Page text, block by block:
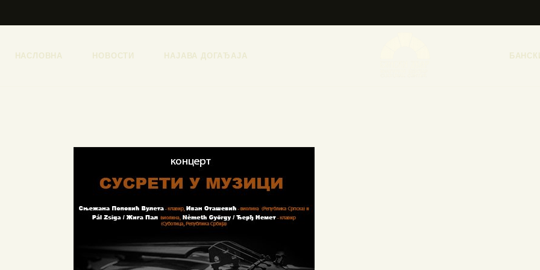
НАСЛОВНА НОВОСТИ НАЈАВА ДОГАЂАЈА
ФОТОГРАФИЈЕ
ВИДЕО
КОНТАКТ